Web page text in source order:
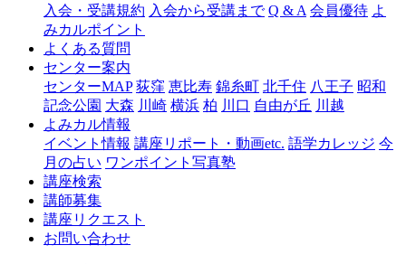
ャ
窪
入会・受講規約 入会から受講まで Q & A 会員優待 よ
みカルポイント
よくある質問
センター案内
センターMAP 荻窪 恵比寿 錦糸町 北千住 八王子 昭和
記念公園 大森 川崎 横浜 柏 川口 自由が丘 川越
よみカル情報
イベント情報 講座リポート・動画etc. 語学カレッジ 今
月の占い ワンポイント写真塾
講座検索
講師募集
講座リクエスト
お問い合わせ